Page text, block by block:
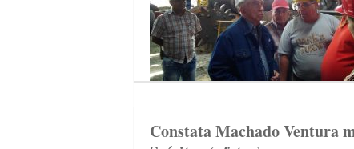
Constata Machado Ventura